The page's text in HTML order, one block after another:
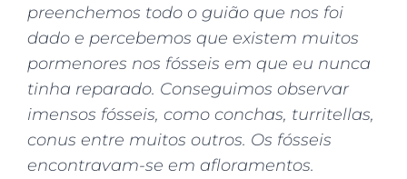
preenchemos todo o guião que nos foi
dado e percebemos que existem muitos
pormenores nos fósseis em que eu nunca
tinha reparado. Conseguimos observar
imensos fósseis, como conchas, turritellas,
conus entre muitos outros. Os fósseis
encontravam-se em afloramentos.